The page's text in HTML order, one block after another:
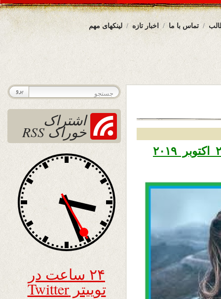
لینکهای مهم اخبار تازه تماس با ما
تاریخ نشر جمعه سوم عقرب ۱۳۹۸ – ۲۵ اکتوبر ۲۰۱۹
اشتراک
خوراک RSS
۲۴ ساعت در
توییتر Twitter